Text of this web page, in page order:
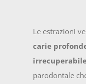
Le estrazioni
carie
parodontale